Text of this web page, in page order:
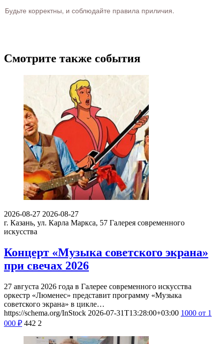
Будьте корректны, и соблюдайте правила приличия.
Смотрите также события
2026-08-27 2026-08-27
г. Казань, ул. Карла Маркса, 57 Галерея современного
искусства
Концерт «Музыка советского экрана»
при свечах 2026
27 августа 2026 года в Галерее современного искусства
оркестр «Люменес» представит программу «Музыка
советского экрана» в цикле…
https://schema.org/InStock 2026-07-31T13:28:00+03:00 1000 от 1
000 ₽ 442 2